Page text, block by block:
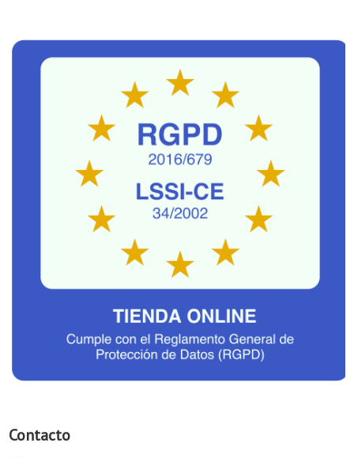
Contacto